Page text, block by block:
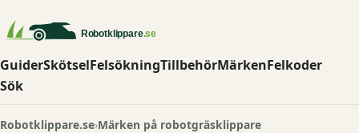
GuiderSkötselFelsökningTillbehörMärkenFelkoder
Sök
Robotklippare.se Märken på robotgräsklippare